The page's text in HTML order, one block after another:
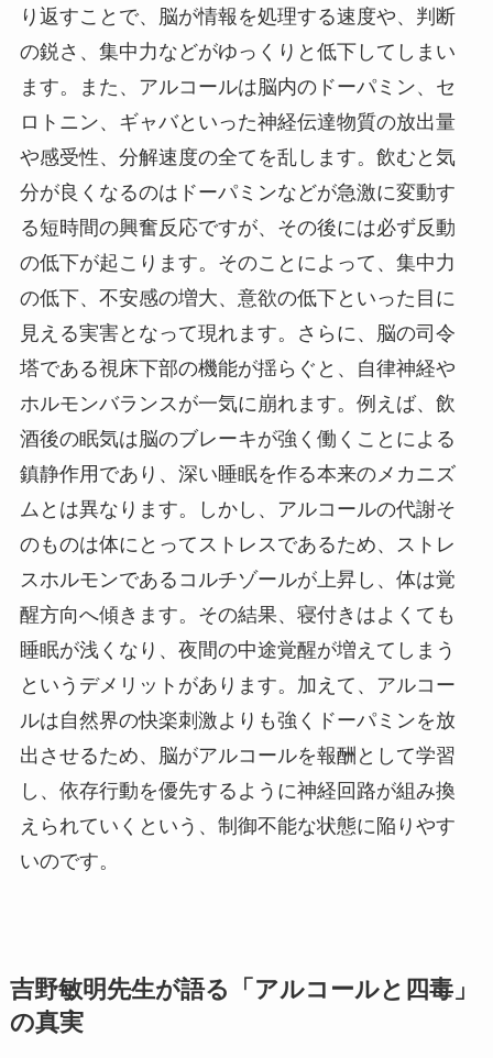
り返すことで、脳が情報を処理する速度や、判断
の鋭さ、集中力などがゆっくりと低下してしまい
ます。また、アルコールは脳内のドーパミン、セ
ロトニン、ギャバといった神経伝達物質の放出量
や感受性、分解速度の全てを乱します。飲むと気
分が良くなるのはドーパミンなどが急激に変動す
る短時間の興奮反応ですが、その後には必ず反動
の低下が起こります。そのことによって、集中力
の低下、不安感の増大、意欲の低下といった目に
見える実害となって現れます。さらに、脳の司令
塔である視床下部の機能が揺らぐと、自律神経や
ホルモンバランスが一気に崩れます。例えば、飲
酒後の眠気は脳のブレーキが強く働くことによる
鎮静作用であり、深い睡眠を作る本来のメカニズ
ムとは異なります。しかし、アルコールの代謝そ
のものは体にとってストレスであるため、ストレ
スホルモンであるコルチゾールが上昇し、体は覚
醒方向へ傾きます。その結果、寝付きはよくても
睡眠が浅くなり、夜間の中途覚醒が増えてしまう
というデメリットがあります。加えて、アルコー
ルは自然界の快楽刺激よりも強くドーパミンを放
出させるため、脳がアルコールを報酬として学習
し、依存行動を優先するように神経回路が組み換
えられていくという、制御不能な状態に陥りやす
いのです。
吉野敏明先生が語る「アルコールと四毒」
の真実